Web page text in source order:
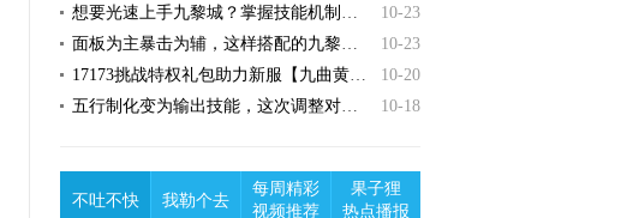
10-23
想要光速上手九黎城？掌握技能机制，打出爆炸伤害！
10-23
面板为主暴击为辅，这样搭配的九黎足以应对各种挑战！
10-20
17173挑战特权礼包助力新服【九曲黄河】
10-18
五行制化变为输出技能，这次调整对于咒师普陀的影响有多大？
不吐不快 我勒个去
每周精彩
视频推荐
果子狸
热点播报